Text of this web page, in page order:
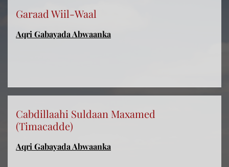
Garaad Wiil-Waal
Aqri Gabayada Abwaanka
Cabdillaahi Suldaan Maxamed
(Timacadde)
Aqri Gabayada Abwaanka